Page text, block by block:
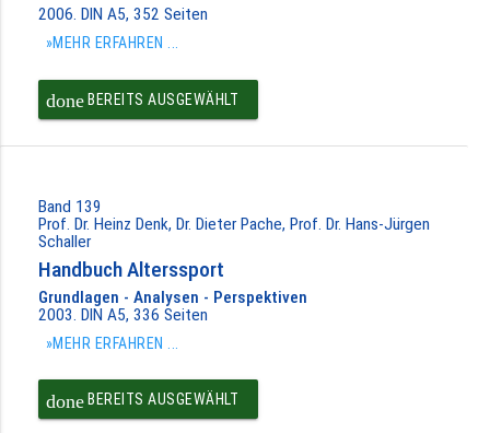
2006. DIN A5, 352 Seiten
»MEHR ERFAHREN ...
doneBEREITS AUSGEWÄHLT
Band 139
Prof. Dr. Heinz Denk, Dr. Dieter Pache, Prof. Dr. Hans-Jürgen
Schaller
Handbuch Alterssport
Grundlagen - Analysen - Perspektiven
2003. DIN A5, 336 Seiten
»MEHR ERFAHREN ...
doneBEREITS AUSGEWÄHLT